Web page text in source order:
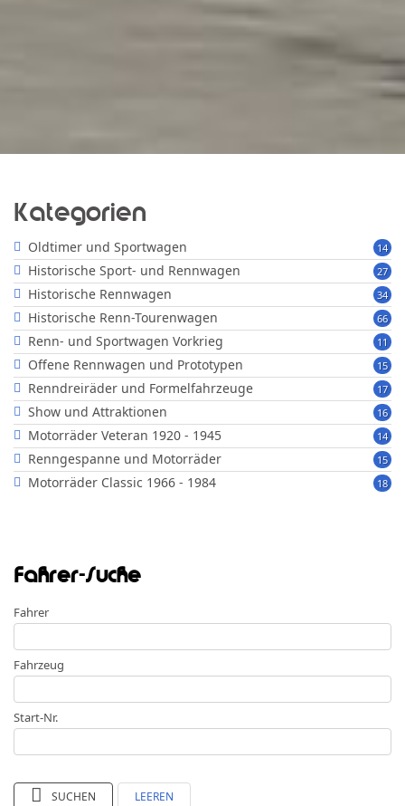
Kategorien
14
Oldtimer und Sportwagen
27
Historische Sport- und Rennwagen
34
Historische Rennwagen
66
Historische Renn-Tourenwagen
11
Renn- und Sportwagen Vorkrieg
15
Offene Rennwagen und Prototypen
17
Renndreiräder und Formelfahrzeuge
16
Show und Attraktionen
14
Motorräder Veteran 1920 - 1945
15
Renngespanne und Motorräder
18
Motorräder Classic 1966 - 1984
Fahrer-Suche
Fahrer
Fahrzeug
Start-Nr.
SUCHEN LEEREN